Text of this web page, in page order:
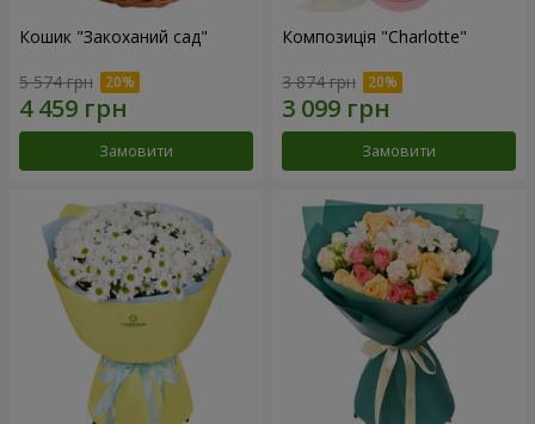
Кошик "Закоханий сад"
5 574 грн
Замовити
Композиція "Charlotte"
3 874 грн
Замовити